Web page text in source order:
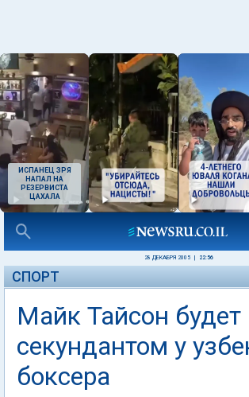
ИСПАНЕЦ ЗРЯ
НАПАЛ НА
РЕЗЕРВИСТА
ЦАХАЛА
28 ДЕКАБРЯ 2005 22:56
СПОРТ
Майк Тайсон будет
секундантом у
боксера